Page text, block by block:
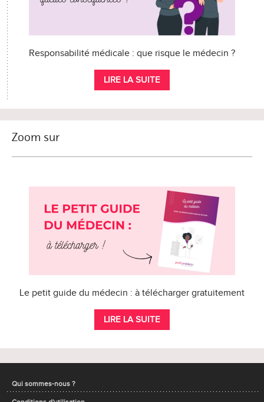
Responsabilité médicale : que risque le médecin ?
LIRE LA SUITE
Zoom sur
Le petit guide du médecin : à télécharger gratuitement
LIRE LA SUITE
Qui sommes-nous ?